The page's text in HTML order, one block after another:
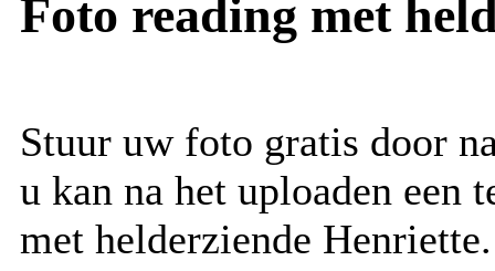
Foto reading met
Stuur uw foto gratis door
u kan na het uploaden een
met helderziende Henriette.